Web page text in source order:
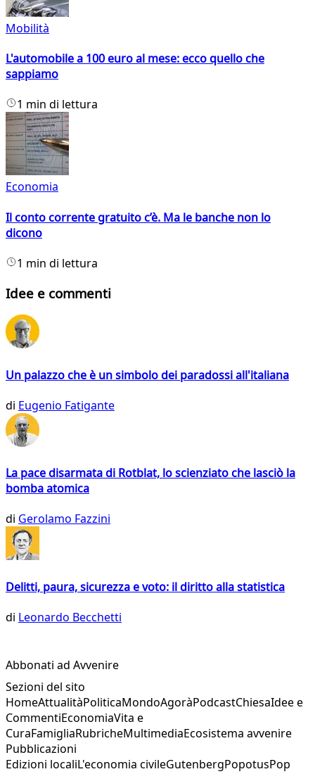
Mobilità
L'automobile a 100 euro al mese: ecco quello che
sappiamo
1 min di lettura
Economia
Il conto corrente gratuito c’è. Ma le banche non lo
dicono
1 min di lettura
Idee e commenti
Un palazzo che è un simbolo dei paradossi all'italiana
di Eugenio Fatigante
La pace disarmata di Rotblat, lo scienziato che lasciò la
bomba atomica
di Gerolamo Fazzini
Delitti, paura, sicurezza e voto: il diritto alla statistica
di Leonardo Becchetti
Abbonati ad Avvenire
Sezioni del sito
HomeAttualitàPoliticaMondoAgoràPodcastChiesaIdee e
CommentiEconomiaVita e
CuraFamigliaRubricheMultimediaEcosistema avvenire
Pubblicazioni
Edizioni localiL'economia civileGutenbergPopotusPop